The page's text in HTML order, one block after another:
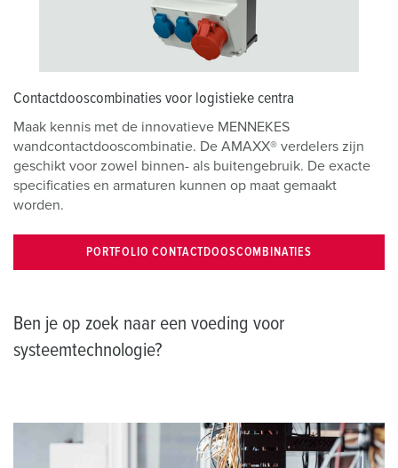
Contactdooscombinaties voor logistieke centra
Maak kennis met de innovatieve MENNEKES
wandcontactdooscombinatie. De AMAXX® verdelers zijn
geschikt voor zowel binnen- als buitengebruik. De exacte
specificaties en armaturen kunnen op maat gemaakt
worden.
PORTFOLIO CONTACTDOOSCOMBINATIES
Ben je op zoek naar een voeding voor
systeemtechnologie?